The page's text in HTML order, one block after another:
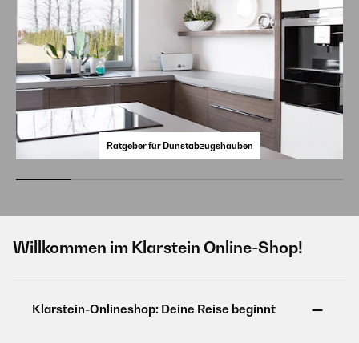
Ratgeber für Dunstabzugshauben
Willkommen im Klarstein Online-Shop!